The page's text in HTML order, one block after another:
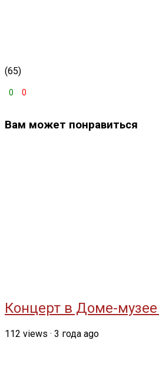
(65)
0 0
Вам может понравиться
Концерт в Доме-
112 views · 3 года ago